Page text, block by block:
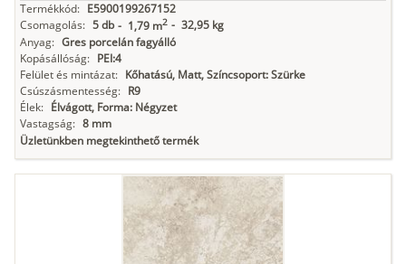
Termékkód: E5900199267152
Csomagolás: 5 db - 1,79 m2 - 32,95 kg
Anyag: Gres porcelán fagyálló
Kopásállóság: PEI:4
Felület és mintázat: Kőhatású, Matt, Színcsoport: Szürke
Csúszásmentesség: R9
Élek: Élvágott, Forma: Négyzet
Vastagság: 8 mm
Üzletünkben megtekinthető termék